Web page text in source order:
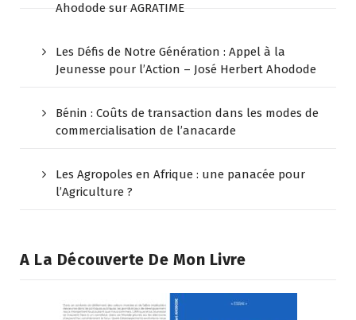
Ahodode sur AGRATIME
Les Défis de Notre Génération : Appel à la
Jeunesse pour l’Action – José Herbert Ahodode
Bénin : Coûts de transaction dans les modes de
commercialisation de l’anacarde
Les Agropoles en Afrique : une panacée pour
l’Agriculture ?
A La Découverte De Mon Livre